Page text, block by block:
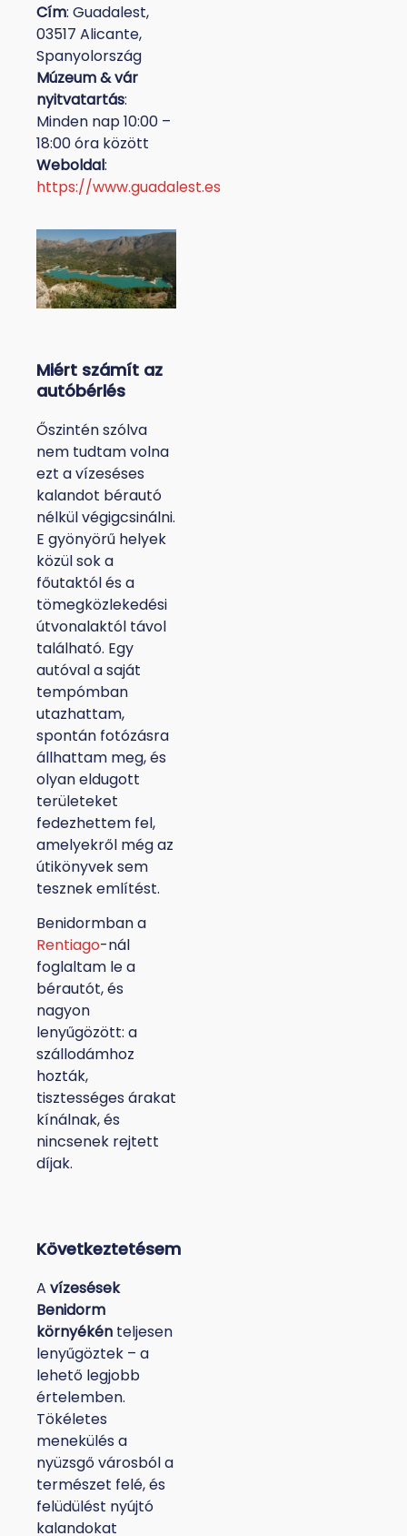
Cím: Guadalest,
03517 Alicante,
Spanyolország
Múzeum & vár
nyitvatartás:
Minden nap 10:00 –
18:00 óra között
Weboldal:
https://www.guadalest.es
Miért számít az
autóbérlés
Őszintén szólva
nem tudtam volna
ezt a vízeséses
kalandot bérautó
nélkül végigcsinálni.
E gyönyörű helyek
közül sok a
főutaktól és a
tömegközlekedési
útvonalaktól távol
található. Egy
autóval a saját
tempómban
utazhattam,
spontán fotózásra
állhattam meg, és
olyan eldugott
területeket
fedezhettem fel,
amelyekről még az
útikönyvek sem
tesznek említést.
Benidormban a
Rentiago-nál
foglaltam le a
bérautót, és
nagyon
lenyűgözött: a
szállodámhoz
hozták,
tisztességes árakat
kínálnak, és
nincsenek rejtett
díjak.
Következtetésem
A vízesések
Benidorm
környékén teljesen
lenyűgöztek – a
lehető legjobb
értelemben.
Tökéletes
menekülés a
nyüzsgő városból a
természet felé, és
felüdülést nyújtó
kalandokat